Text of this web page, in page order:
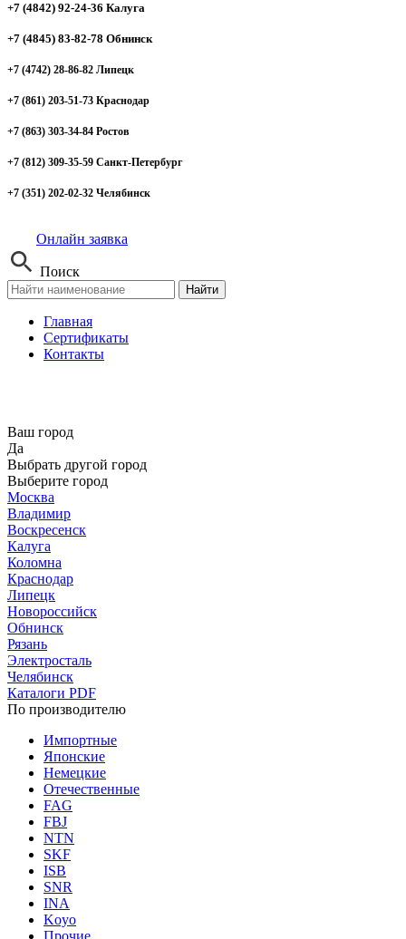
+7 (4842) 92-24-36 Калуга
+7 (4845) 83-82-78 Обнинск
+7 (4742) 28-86-82 Липецк
+7 (861) 203-51-73 Краснодар
+7 (863) 303-34-84 Ростов
+7 (812) 309-35-59 Санкт-Петербург
+7 (351) 202-02-32 Челябинск
Онлайн заявка
Поиск
Найти
Главная
Сертификаты
Контакты
Ваш город
Да
Выбрать другой город
Выберите город
Москва
Владимир
Воскресенск
Калуга
Коломна
Краснодар
Липецк
Новороссийск
Обнинск
Рязань
Электросталь
Челябинск
Каталоги PDF
По производителю
Импортные
Японские
Немецкие
Отечественные
FAG
FBJ
NTN
SKF
ISB
SNR
INA
Koyo
Прочие